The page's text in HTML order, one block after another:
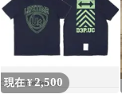
現在 ¥2,500